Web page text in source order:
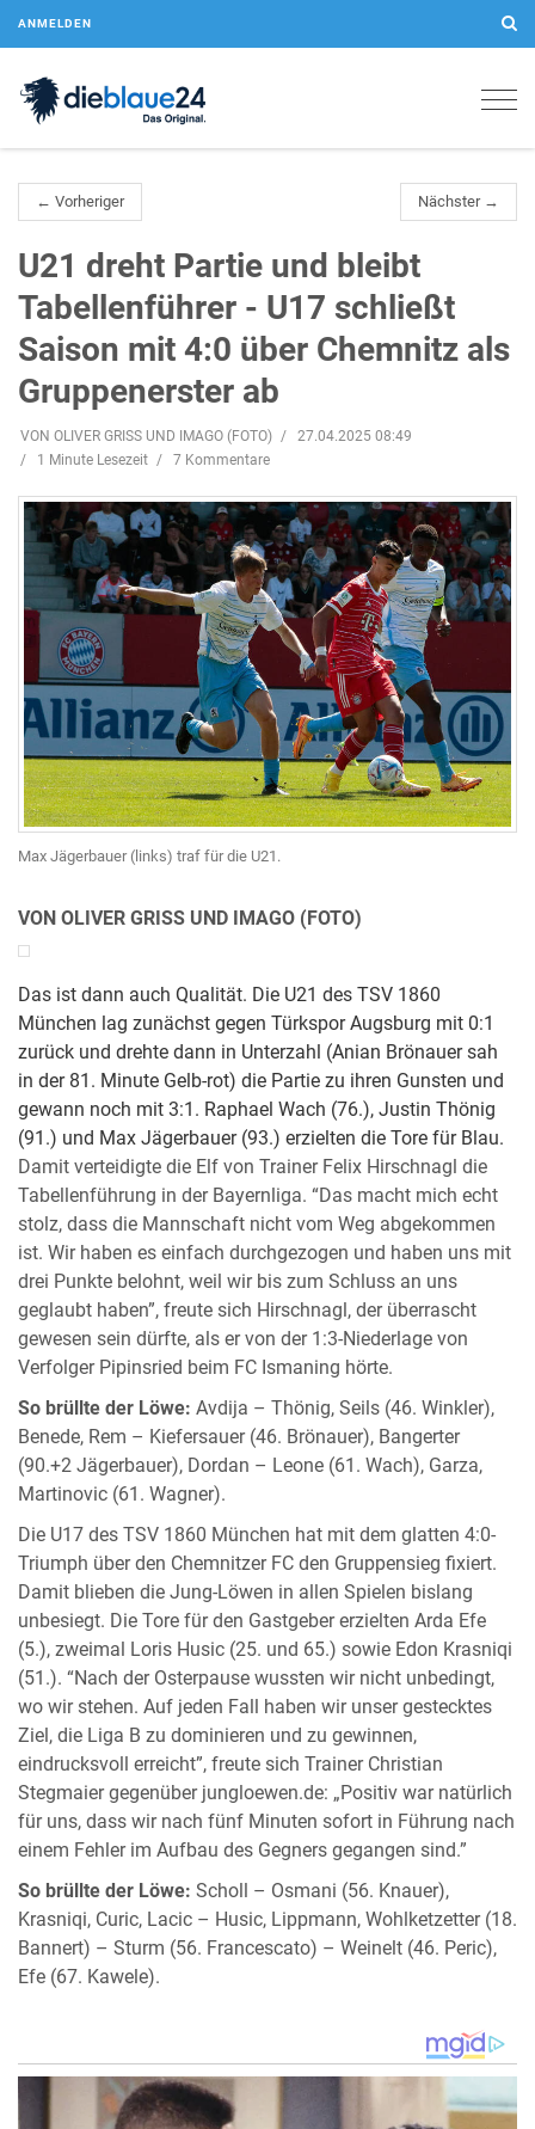
ANMELDEN
← Vorheriger Nächster →
U21 dreht Partie und bleibt
Tabellenführer - U17 schließt
Saison mit 4:0 über Chemnitz als
Gruppenerster ab
VON OLIVER GRISS UND IMAGO (FOTO)
27.04.2025 08:49
1 Minute Lesezeit
7 Kommentare
Max Jägerbauer (links) traf für die U21.
VON OLIVER GRISS UND IMAGO (FOTO)
Das ist dann auch Qualität. Die U21 des TSV 1860
München lag zunächst gegen Türkspor Augsburg mit 0:1
zurück und drehte dann in Unterzahl (Anian Brönauer sah
in der 81. Minute Gelb-rot) die Partie zu ihren Gunsten und
gewann noch mit 3:1. Raphael Wach (76.), Justin Thönig
(91.) und Max Jägerbauer (93.) erzielten die Tore für Blau.
Damit verteidigte die Elf von Trainer Felix Hirschnagl die
Tabellenführung in der Bayernliga. “Das macht mich echt
stolz, dass die Mannschaft nicht vom Weg abgekommen
ist. Wir haben es einfach durchgezogen und haben uns mit
drei Punkte belohnt, weil wir bis zum Schluss an uns
geglaubt haben”, freute sich Hirschnagl, der überrascht
gewesen sein dürfte, als er von der 1:3-Niederlage von
Verfolger Pipinsried beim FC Ismaning hörte.
So brüllte der Löwe: Avdija – Thönig, Seils (46. Winkler),
Benede, Rem – Kiefersauer (46. Brönauer), Bangerter
(90.+2 Jägerbauer), Dordan – Leone (61. Wach), Garza,
Martinovic (61. Wagner).
Die U17 des TSV 1860 München hat mit dem glatten 4:0-
Triumph über den Chemnitzer FC den Gruppensieg fixiert.
Damit blieben die Jung-Löwen in allen Spielen bislang
unbesiegt. Die Tore für den Gastgeber erzielten Arda Efe
(5.), zweimal Loris Husic (25. und 65.) sowie Edon Krasniqi
(51.). “Nach der Osterpause wussten wir nicht unbedingt,
wo wir stehen. Auf jeden Fall haben wir unser gestecktes
Ziel, die Liga B zu dominieren und zu gewinnen,
eindrucksvoll erreicht”, freute sich Trainer Christian
Stegmaier gegenüber jungloewen.de: „Positiv war natürlich
für uns, dass wir nach fünf Minuten sofort in Führung nach
einem Fehler im Aufbau des Gegners gegangen sind.”
So brüllte der Löwe: Scholl – Osmani (56. Knauer),
Krasniqi, Curic, Lacic – Husic, Lippmann, Wohlketzetter (18.
Bannert) – Sturm (56. Francescato) – Weinelt (46. Peric),
Efe (67. Kawele).